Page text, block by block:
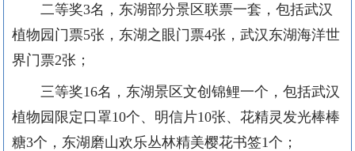
二等奖3名，东湖部分景区联票一套，包括武汉
植物园门票5张，东湖之眼门票4张，武汉东湖海洋世
界门票2张；
三等奖16名，东湖景区文创锦鲤一个，包括武汉
植物园限定口罩10个、明信片10张、花精灵发光棒棒
糖3个，东湖磨山欢乐丛林精美樱花书签1个；